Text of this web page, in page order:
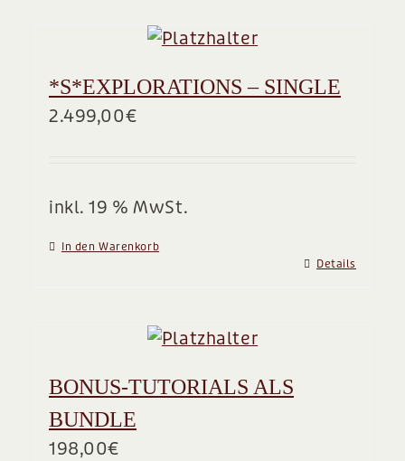
*S*EXPLORATIONS – SINGLE
2.499,00€
inkl. 19 % MwSt.
In den Warenkorb
Details
BONUS-TUTORIALS ALS
BUNDLE
198,00€